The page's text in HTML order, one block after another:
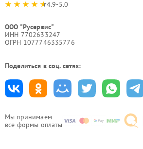
Мы принимаем
все формы оплаты
4.9-5.0
ООО "Русервис"
ИНН 7702633247
ОГРН 1077746335776
Поделиться в соц. сетях: